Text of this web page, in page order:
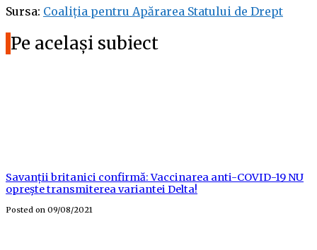
Sursa: Coaliția pentru Apărarea Statului de Drept
Pe același subiect
Savanții britanici confirmă: Vaccinarea anti-COVID-19 NU
opreşte transmiterea variantei Delta!
Posted on 09/08/2021